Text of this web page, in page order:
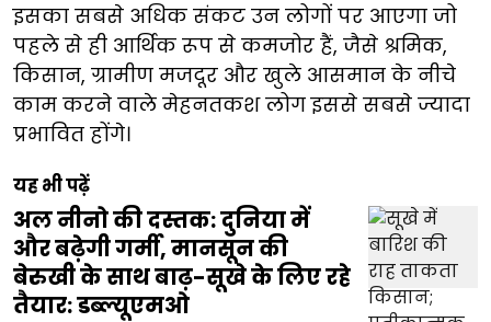
इसका सबसे अधिक संकट उन लोगों पर आएगा जो
पहले से ही आर्थिक रूप से कमजोर हैं, जैसे श्रमिक,
किसान, ग्रामीण मजदूर और खुले आसमान के नीचे
काम करने वाले मेहनतकश लोग इससे सबसे ज्यादा
प्रभावित होंगे।
यह भी पढ़ें
अल नीनो की दस्तक: दुनिया में
और बढ़ेगी गर्मी, मानसून की
बेरुखी के साथ बाढ़-सूखे के लिए रहे
तैयार: डब्ल्यूएमओ